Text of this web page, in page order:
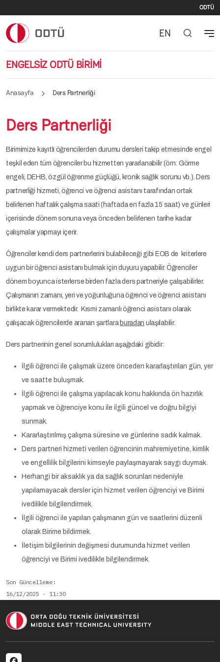
ODTÜ
ENGELSİZ ODTÜ BİRİMİ
EN
Anasayfa Ders Partnerliği
Ders Partnerliği
Birimimize kayıtlı öğrencilerden durumu dersleri takip etmesinde engel
teşkil eden tüm öğrenciler bu hizmetten yararlanabilir (örn: Görme
engeli, DEHB, özgül öğrenme güçlüğü, kronik sağlık sorunu vb.). Ders
partnerliği hizmeti, öğrenci ve öğrenci asistanı tarafından ortak
belirlenen haftalık çalışma saati (haftada en fazla 15 saat) ve günleri
içerisinde dönem sonuna veya önceden belirlenen tarihe kadar
çalışmalar yapmayı içerir.
Öğrenciler kendi ders partnerlerini bulabileceği gibi EOB de kriterlere
uygun bir öğrenci asistanı bulmak için duyuru yapabilir. Öğrenciler
dönem boyunca isterlerse birden fazla ders partneriyle çalışabilirler.
Çalışmanın zamanı, yeri ve yoğunluğuna öğrenci ve öğrenci asistanı
birlikte karar vermektedir. Kısmi zamanlı öğrenci asistanı olarak
çalışacak öğrencilerde aranan şartlara buradan ulaşılabilir.
Ders partnerinin genel sorumlulukları aşağıdaki gibidir:
İlgili öğrenci ile çalışmak üzere önceden kararlaştırılan gün, yer
ve saatte buluşmak.
İlgili öğrenci ile çalışma yapılacak konu hakkında ön hazırlık
yapmak ve öğrenciye konu ile ilgili güncel ve doğru bilgiyi
sunmak.
Kararlaştırılmış çalışma süresine ve günlerine sadık kalmak.
Ders partneri hizmeti verilen öğrencinin mahremiyetine, kimlik
ve engellilik bilgilerini kimseyle paylaşmayarak saygı duymak.
Herhangi bir aksaklık ya da sağlık sorunları nedeniyle
yapılamayacak dersler için hizmet verilen öğrenciyi ve Birimi
ivedilikle bilgilendirmek.
İlgili öğrenci ile yapılan çalışmanın gün ve saatlerini düzenli
olarak Birime bildirmek.
İletişim bilgilerinin değişmesi durumunda hizmet verilen
öğrenciyi ve Birimi ivedilikle bilgilendirmek.
Son Güncelleme
16/12/2025 - 11:30